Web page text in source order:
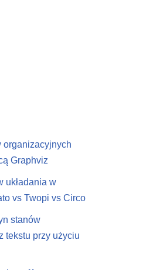
organizacyjnych
Graphviz
układania w
vs Twopi vs Circo
stanów
tekstu przy użyciu